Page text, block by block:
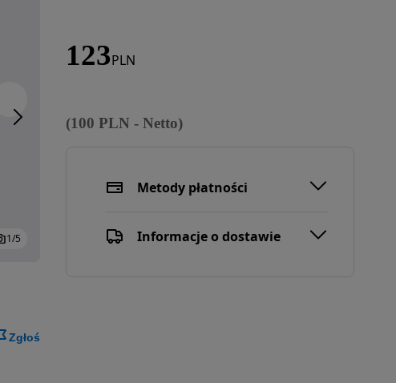
123PLN
(100 PLN - Netto)
Metody płatności
Informacje o dostawie
1/5
Zgłoś